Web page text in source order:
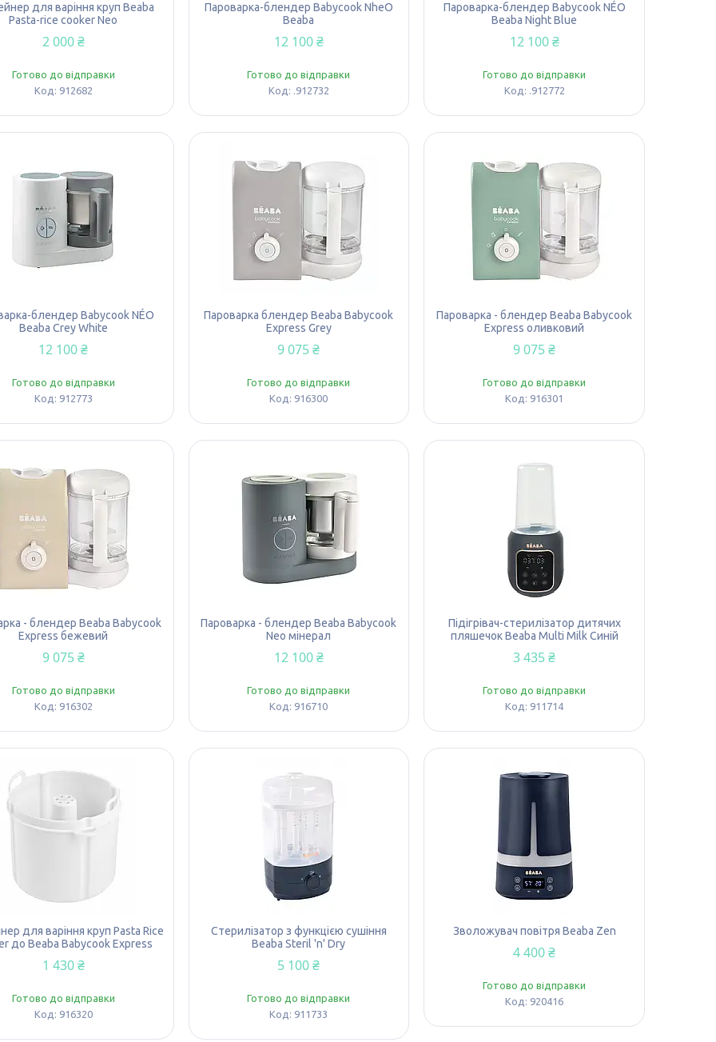
для варіння круп Beaba
Pasta-rice cooker Neo
2 000 ₴
Готово до відправки
912682
Пароварка-блендер Babycook NheО
Beaba
12 100 ₴
Готово до відправки
.912732
Пароварка-блендер Babycook NÉО
Beaba Night Blue
12 100 ₴
Готово до відправки
.912772
блендер Babycook NÉО
Beaba Crey White
12 100 ₴
Готово до відправки
912773
Пароварка блендер Beaba Babycook
Express Grey
9 075 ₴
Готово до відправки
916300
Пароварка - блендер Beaba Babycook
Express оливковий
9 075 ₴
Готово до відправки
916301
- блендер Beaba Babycook
Express бежевий
9 075 ₴
Готово до відправки
916302
Пароварка - блендер Beaba Babycook
Neo мінерал
12 100 ₴
Готово до відправки
916710
Підігрівач-стерилізатор дитячих
пляшечок Beaba Multi Milk Синій
3 435 ₴
Готово до відправки
911714
для варіння круп Pasta Rice
до Beaba Babycook Express
1 430 ₴
Готово до відправки
916320
Стерилізатор з функцією сушіння
Beaba Steril 'n' Dry
5 100 ₴
Готово до відправки
911733
Зволожувач повітря Beaba Zen
4 400 ₴
Готово до відправки
920416